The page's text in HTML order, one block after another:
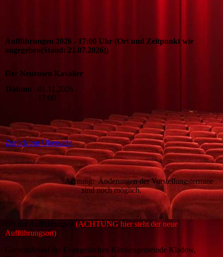
Aufführungen 2026 - 17:00 Uhr (Ort und Zeitpunkt wie
angegeben(Stand: 21.07.2026))
Der Neurosen Kavalier
Datum:
01.11.2026
17:00
Zurück zur Übersicht
Achtung: Änderungen der Vorstellungstermine
sind noch möglich.
Ort der Aufführungen (ACHTUNG hier steht der neue
Aufführungsort):
Gemeindesaal der Evangelischen Kirchengemeinde Kladow,